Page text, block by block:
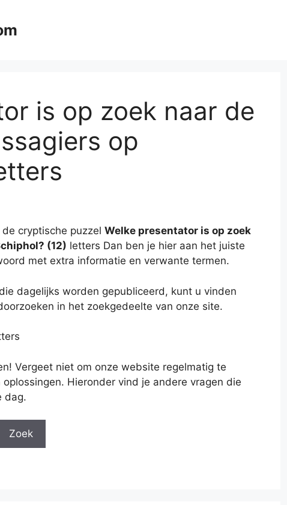
is op zoek naar de
op
cryptische puzzel Welke presentator is op zoek
(12) letters Dan ben je hier aan het juiste
met extra informatie en verwante termen.
dagelijks worden gepubliceerd, kunt u vinden
in het zoekgedeelte van onze site.
Vergeet niet om onze website regelmatig te
Hieronder vind je andere vragen die
dag.
Zoek